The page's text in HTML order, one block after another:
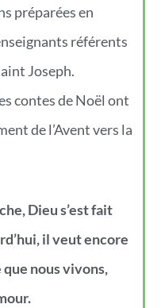
préparées en
référents
Joseph.
contes de Noël ont
de l’Avent vers la
Dieu s’est fait
il veut encore
nous vivons,